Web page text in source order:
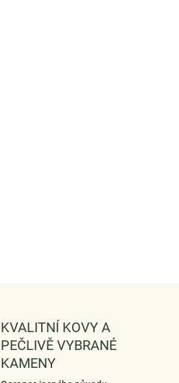
KVALITNÍ KOVY A
PEČLIVĚ VYBRANÉ
KAMENY